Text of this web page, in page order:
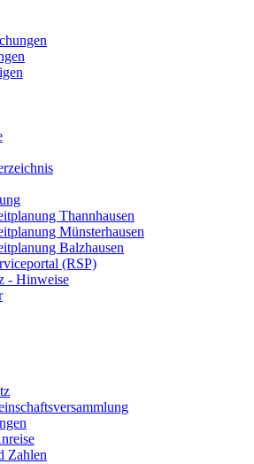
Thannhausen
Münsterhausen
Balzhausen
(RSP)
- Hinweise
Zahlen